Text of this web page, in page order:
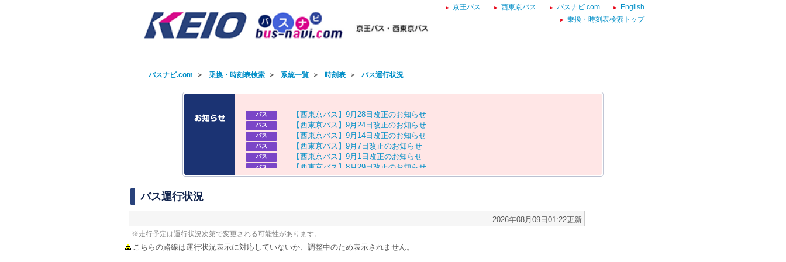
京王バス 西東京バス バスナビ.com
English
乗換・時刻表検索トップ
バスナビ.com ＞ 乗換・時刻表検索＞ 系統一覧＞ 時刻表＞ バス運行状況
バス 【西東京バス 】 9月 28 日 改正のお知 らせ
バス 【西東京バス 】 9月 24 日 改正のお知 らせ
バス 【西東京バス 】 9月 14 日 改正のお知 らせ
バス 【西東京バス 】 9月 7 日 改正のお知 らせ
バス 【西東京バス 】 9月 1 日 改正のお知 らせ
バス 【西東京バス 】 8 月 29日改正のお知 らせ
バス 【京王バス】お盆ダイヤのお知らせ
バス運行状況
2026年08月09日01:22更新
※走行予定は運行状況次第で変更される可能性があります。
こちらの路線は運行状況表示に対応していないか、調整中のため表示されません。